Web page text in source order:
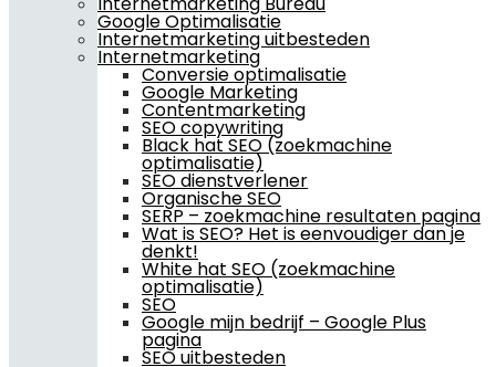
Google Optimalisatie
Internetmarketing uitbesteden
Internetmarketing
Conversie optimalisatie
Google Marketing
Contentmarketing
SEO copywriting
Black hat SEO (zoekmachine
optimalisatie)
SEO dienstverlener
Organische SEO
SERP – zoekmachine resultaten pagina
Wat is SEO? Het is eenvoudiger dan je
denkt!
White hat SEO (zoekmachine
optimalisatie)
SEO
Google mijn bedrijf – Google Plus
pagina
SEO uitbesteden